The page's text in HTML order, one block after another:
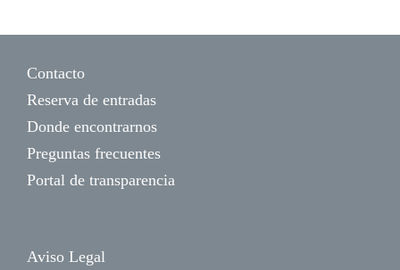
Contacto
Reserva de entradas
Donde encontrarnos
Preguntas frecuentes
Portal de transparencia
Aviso Legal